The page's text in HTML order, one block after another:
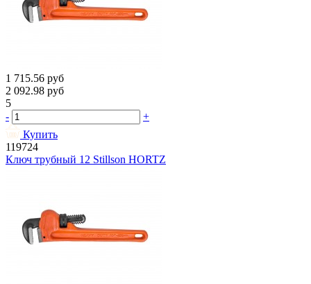
1 715.56 руб
2 092.98 руб
5
-
+
Купить
119724
Ключ трубный 12 Stillson HORTZ